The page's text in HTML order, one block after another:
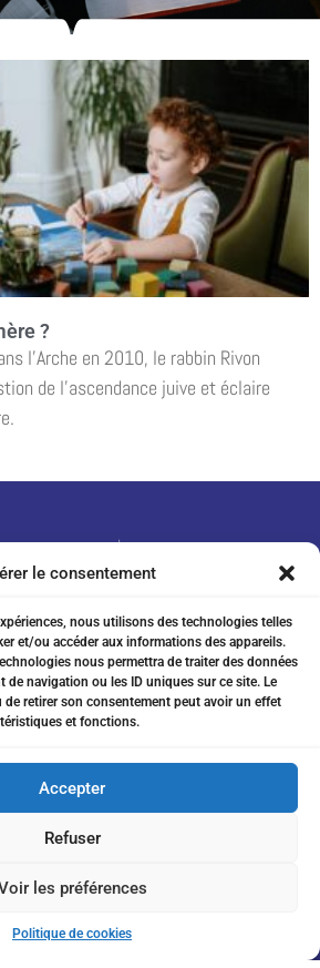
le consentement
nous utilisons des technologies telles
et/ou accéder aux informations des appareils.
nous permettra de traiter des données
de navigation ou les ID uniques sur ce site. Le
retirer son consentement peut avoir un effet
et fonctions.
Accepter
Refuser
les préférences
Politique de cookies
?
l’Arche en 2010, le rabbin Rivon
de l’ascendance juive et éclaire
06000 Nice